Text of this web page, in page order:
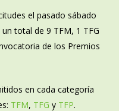
el pasado sábado
total de 9 TFM, 1 TFG
de los Premios
en cada categoría
TFM, TFG y TFP.